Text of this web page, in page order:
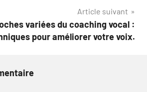
Article suivant
variées du coaching vocal :
pour améliorer votre voix.